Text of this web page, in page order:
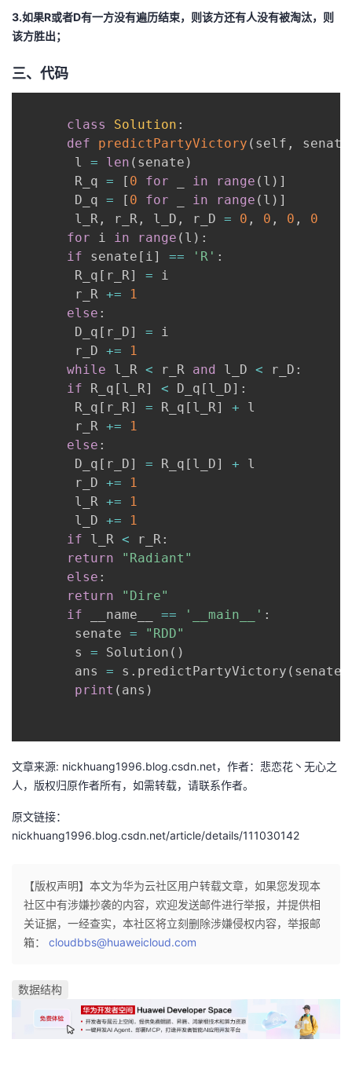
3.如果R或者D有一方没有遍历结束，则该方还有人没有被淘汰，则
该方胜出；
三、代码
class Solution :
def
predictPartyVictory ( self , senate
       l
= len ( senate )
       R_q
= [ 0 for in range ( l ) ]
       D_q
= [ 0 for in range ( l ) ]
       l_R
, r_R , l_D , r_D = 0 , 0 , 0 ,
0
for i in range ( l ) :
if senate [ i] == 'R' :
       R_q
[ r_R] = i
       r_R
+=
1
else :
       D_q
[ r_D] = i
       r_D
+=
1
while l_R < r_R and l_D < r_D :
if R_q [ l_R] < D_q [ l_D] :
       R_q
[ r_R] = R_q [ l_R] + l
       r_R
+=
1
else :
       D_q
[ r_D] = R_q [ l_D] + l
       r_D
+=
1
       l_R
+=
1
       l_D
+=
1
if l_R < r_R:
return
"Radiant"
else :
return
"Dire"
if __name__ == '__main__' :
       senate
=
"RDD"
       s
= Solution ( )
       ans
= s . predictPartyVictory ( senate
print ( ans )
文章来源: nickhuang1996.blog.csdn.net，作者：悲恋花丶无心之
人，版权归原作者所有，如需转载，请联系作者。
原文链接：
nickhuang1996.blog.csdn.net/article/details/111030142
【版权声明】本文为华为云社区用户转载文章，如果您发现本
社区中有涉嫌抄袭的内容，欢迎发送邮件进行举报，并提供相
关证据，一经查实，本社区将立刻删除涉嫌侵权内容，举报邮
箱： cloudbbs@huaweicloud.com
数据结构